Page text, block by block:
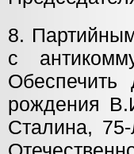
8.
с
Обеспечить
рождения
Сталина,